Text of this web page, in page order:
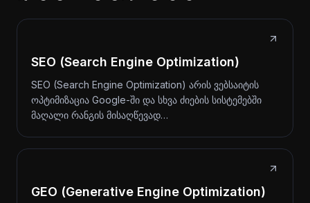
SEO (Search Engine Optimization)
SEO (Search Engine Optimization) არის ვებსაიტის
ოპტიმიზაცია Google-ში და სხვა ძიების სისტემებში
მაღალი რანგის მისაღწევად…
GEO (Generative Engine Optimization)